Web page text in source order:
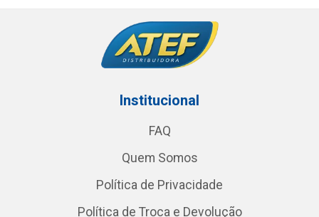
Institucional
FAQ
Quem Somos
Política de Privacidade
Política de Troca e Devolução